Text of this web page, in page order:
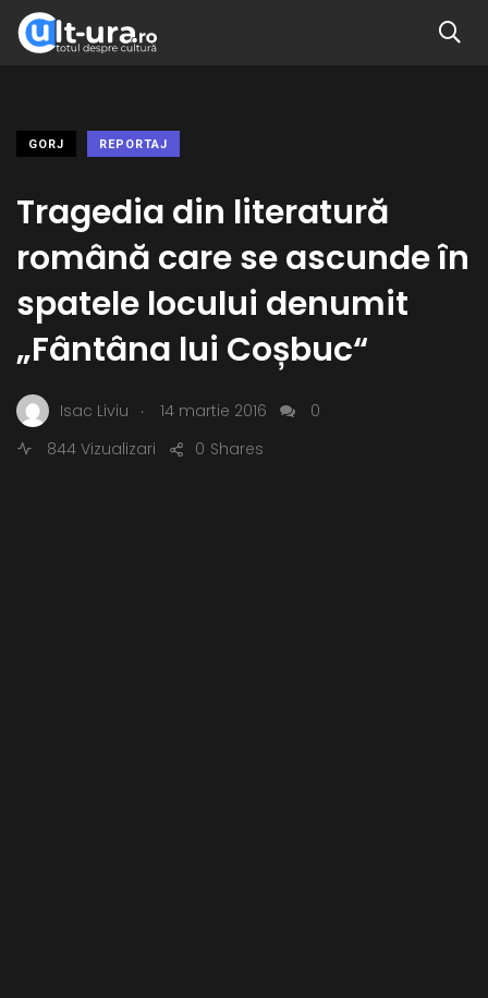
GORJ REPORTAJ
Tragedia din literatură
română care se ascunde în
spatele locului denumit
„Fântâna lui Coșbuc“
Isac Liviu . 14 martie 2016
0
844 Vizualizari
Shares
0